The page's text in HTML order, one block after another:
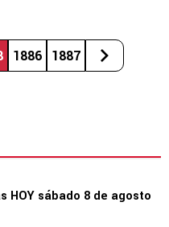
1886 1887
HOY sábado 8 de agosto